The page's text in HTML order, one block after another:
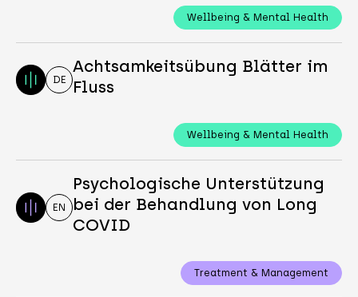
Wellbeing & Mental Health
DE
Achtsamkeitsübung Blätter im
Fluss
Wellbeing & Mental Health
EN
Psychologische Unterstützung
bei der Behandlung von Long
COVID
Treatment & Management